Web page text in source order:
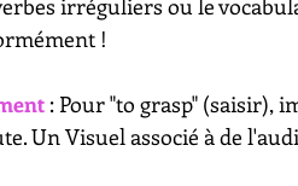
irréguliers ou le
!
: Pour "to grasp" (saisir),
Un Visuel associé à de